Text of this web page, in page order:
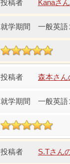
Kanaさ
一般英語
森本さん
一般英語
S.Tさん